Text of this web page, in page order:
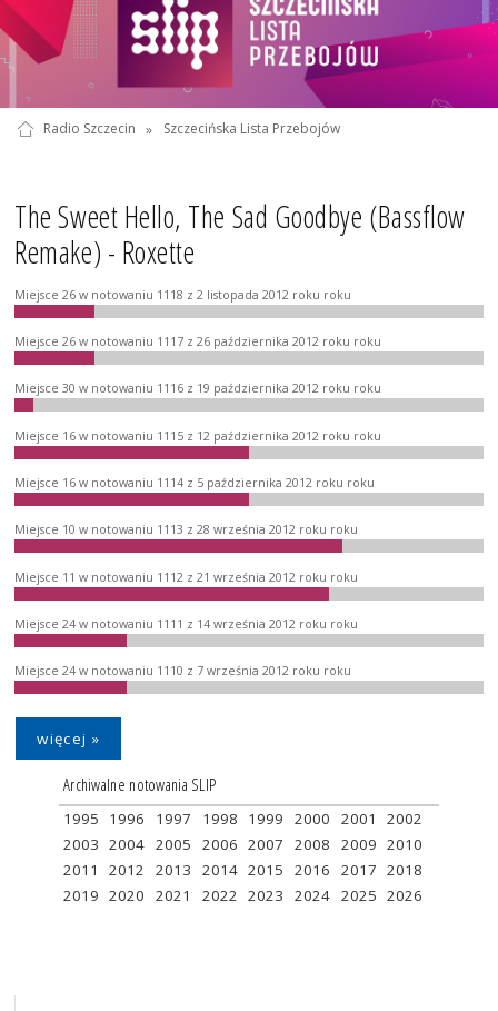
Radio Szczecin » Szczecińska Lista Przebojów
The Sweet Hello, The Sad Goodbye (Bassflow
Remake) - Roxette
Miejsce 26 w notowaniu 1118 z 2 listopada 2012 roku roku
Miejsce 26 w notowaniu 1117 z 26 października 2012 roku roku
Miejsce 30 w notowaniu 1116 z 19 października 2012 roku roku
Miejsce 16 w notowaniu 1115 z 12 października 2012 roku roku
Miejsce 16 w notowaniu 1114 z 5 października 2012 roku roku
Miejsce 10 w notowaniu 1113 z 28 września 2012 roku roku
Miejsce 11 w notowaniu 1112 z 21 września 2012 roku roku
Miejsce 24 w notowaniu 1111 z 14 września 2012 roku roku
Miejsce 24 w notowaniu 1110 z 7 września 2012 roku roku
więcej »
Archiwalne notowania SLIP
1995 1996 1997 1998 1999 2000 2001
2002
2003 2004 2005 2006 2007 2008 2009 2010
2011
2012 2013 2014 2015 2016 2017 2018
2019 2020 2021 2022 2023 2024 2025 2026